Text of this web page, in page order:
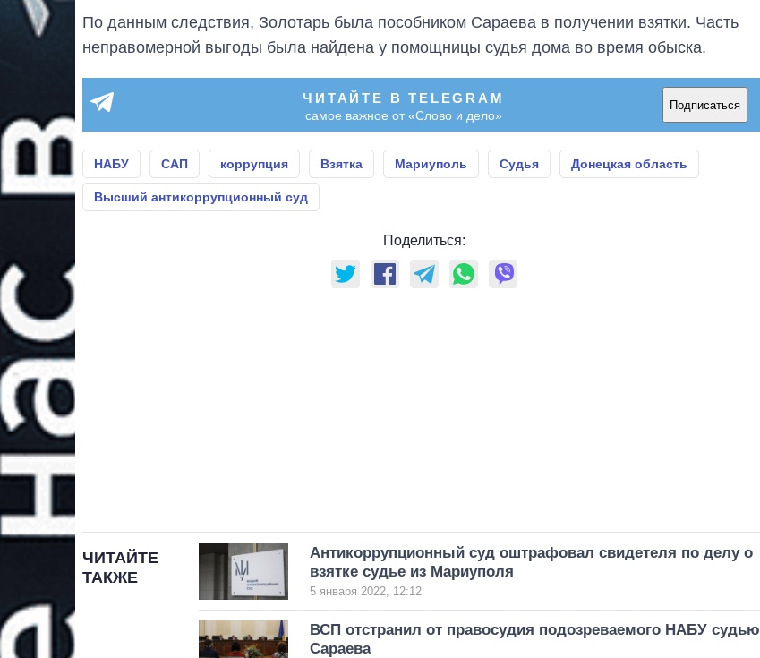
По данным следствия, Золотарь была пособником Сараева в получении взятки. Часть
неправомерной выгоды была найдена у помощницы судья дома во время обыска.
ЧИТАЙТЕ В TELEGRAM
самое важное от «Слово и дело»
Подписаться
НАБУ САП коррупция Взятка Мариуполь Судья Донецкая область
Высший антикоррупционный суд
Поделиться:
ЧИТАЙТЕ
ТАКЖЕ
Антикоррупционный суд оштрафовал свидетеля по делу о
взятке судье из Мариуполя
5 января 2022, 12:12
ВСП отстранил от правосудия подозреваемого НАБУ судью
Сараева